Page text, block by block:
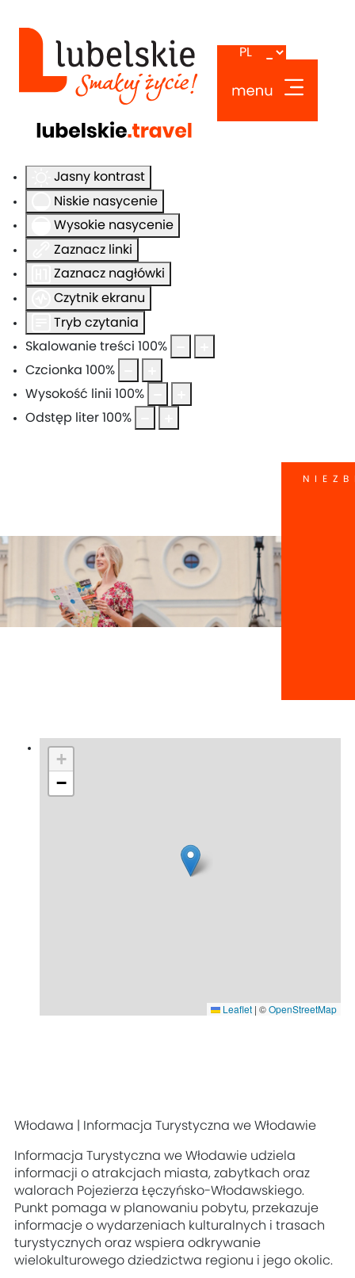
Ułatwienia dostępu
Odwróć kolory
Monochromatyczny
Jasny kontrast
Niskie nasycenie
Wysokie nasycenie
Zaznacz linki
Zaznacz nagłówki
Czytnik ekranu
Tryb czytania
Skalowanie treści 100%
Czcionka 100%
Wysokość linii 100%
Odstęp liter 100%
+
−
Leaflet | ©OpenStreetMap
Włodawa | Informacja Turystyczna we Włodawie
Informacja Turystyczna we Włodawie udziela
informacji o atrakcjach miasta, zabytkach oraz
walorach Pojezierza Łęczyńsko-Włodawskiego.
Punkt pomaga w planowaniu pobytu, przekazuje
informacje o wydarzeniach kulturalnych i trasach
turystycznych oraz wspiera odkrywanie
wielokulturowego dziedzictwa regionu i jego okolic.